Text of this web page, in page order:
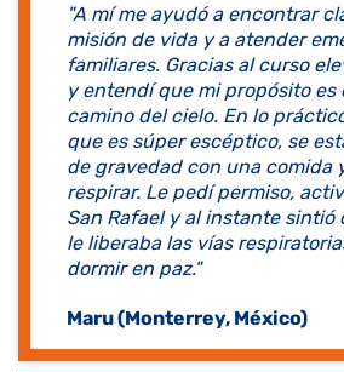
"A mí me ayudó a encontrar
misión de vida y a atender
familiares. Gracias al curso
y entendí que mi propósito es
camino del cielo. En lo
que es súper escéptico, se
de gravedad con una comida
respirar. Le pedí permiso,
San Rafael y al instante sintió
le liberaba las vías
dormir en paz."
Maru (Monterrey, México)